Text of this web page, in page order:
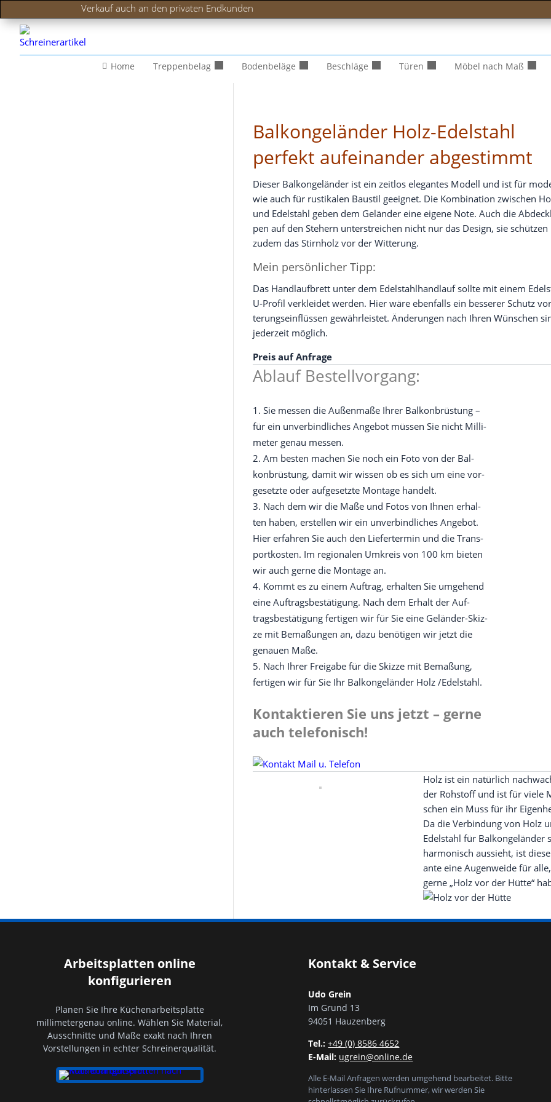
Verkauf auch an den privaten Endkunden
Home Treppenbelag Bodenbeläge Beschläge Türen Möbel nach Maß
Balkongeländer Holz-Edelstahl
perfekt aufeinander abgestimmt
Die­ser Bal­kon­ge­län­der ist ein zeit­los ele­gan­tes Modell und ist für
wie auch für rus­ti­ka­len Bau­stil geeig­net. Die Kom­bi­na­ti­on zwi­schen
und Edel­stahl geben dem Gelän­der eine eige­ne Note. Auch die
pen auf den Ste­hern unter­strei­chen nicht nur das Design, sie schüt­zen
zudem das Stirn­holz vor der Witterung.
Mein persönlicher Tipp:
Das Hand­lauf­brett unter dem Edel­stahl­hand­lauf soll­te mit einem
U‑Profil ver­klei­det wer­den. Hier wäre eben­falls ein bes­se­rer Schutz
te­rungs­ein­flüs­sen gewähr­leis­tet. Ände­run­gen nach Ihren Wün­schen
jeder­zeit möglich.
Preis auf Anfrage
Ablauf Bestellvorgang:
Sie mes­sen die Außen­ma­ße Ihrer Bal­kon­brüs­tung –
für ein unver­bind­li­ches Ange­bot müs­sen Sie nicht Mil­li­
me­ter genau messen.
Am bes­ten machen Sie noch ein Foto von der Bal­
kon­brüs­tung, damit wir wis­sen ob es sich um eine vor­
ge­setz­te oder auf­ge­setz­te Mon­ta­ge handelt.
Nach dem wir die Maße und Fotos von Ihnen erhal­
ten haben, erstel­len wir ein unver­bind­li­ches Ange­bot.
Hier erfah­ren Sie auch den Lie­fer­ter­min und die Trans­
port­kos­ten. Im regio­na­len Umkreis von 100 km bie­ten
wir auch ger­ne die Mon­ta­ge an.
Kommt es zu einem Auf­trag, erhal­ten Sie umge­hend
eine Auf­trags­be­stä­ti­gung. Nach dem Erhalt der Auf­
trags­be­stä­ti­gung fer­ti­gen wir für Sie eine Gelän­der-Skiz­
ze mit Bema­ßun­gen an, dazu benö­ti­gen wir jetzt die
genau­en Maße.
Nach Ihrer Frei­ga­be für die Skiz­ze mit Bema­ßung,
fer­ti­gen wir für Sie Ihr Bal­kon­ge­län­der Holz /​Edel­stahl.
Kontaktieren Sie uns jetzt – gerne
auch telefonisch!
Holz ist ein natür­lich
der Roh­stoff und ist für vie­le
schen ein Muss für ihr
Da die Ver­bin­dung von Holz
Edel­stahl für Bal­kon­ge­län­der
har­mo­nisch aus­sieht, ist
an­te eine Augen­wei­de für
ger­ne „Holz vor der Hüt­te“
Arbeitsplatten online
konfigurieren
Planen Sie Ihre Küchenarbeitsplatte
millimetergenau online. Wählen Sie Material,
Ausschnitte und Maße exakt nach Ihren
Vorstellungen in echter Schreinerqualität.
Kontakt & Service
Udo Grein
Im Grund 13
94051 Hauzenberg
Tel.: +49 (0) 8586 4652
E-Mail: ugrein@online.de
Alle E-Mail Anfragen werden umgehend bearbeitet. Bitte
hinterlassen Sie Ihre Rufnummer, wir werden Sie